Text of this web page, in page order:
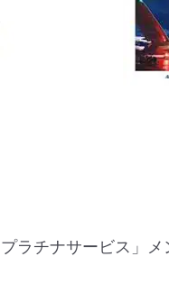
ラチナサービス」